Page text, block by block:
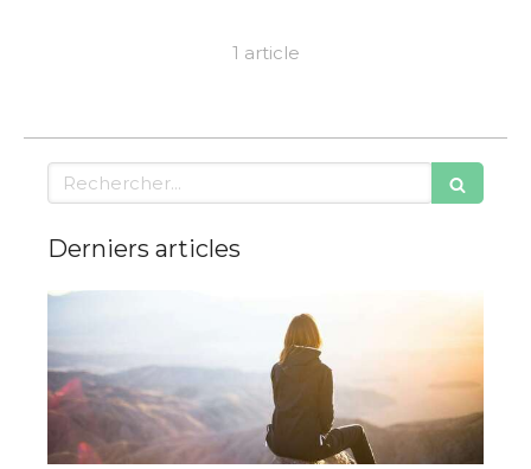
1 article
Rechercher
Derniers articles